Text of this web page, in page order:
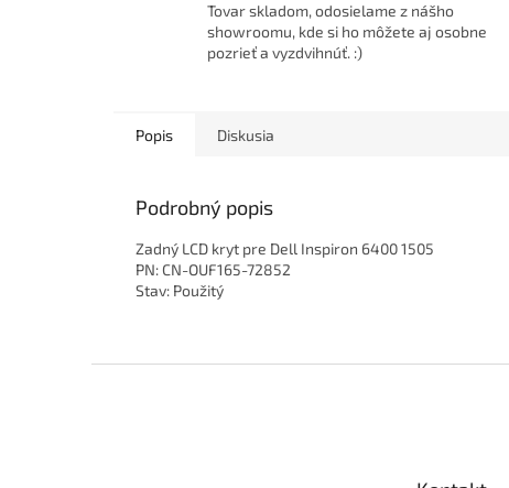
Tovar skladom, odosielame z nášho
showroomu, kde si ho môžete aj osobne
pozrieť a vyzdvihnúť. :)
Popis Diskusia
Podrobný popis
Zadný LCD kryt pre Dell Inspiron 6400 1505
PN: CN-OUF165-72852
Stav: Použitý